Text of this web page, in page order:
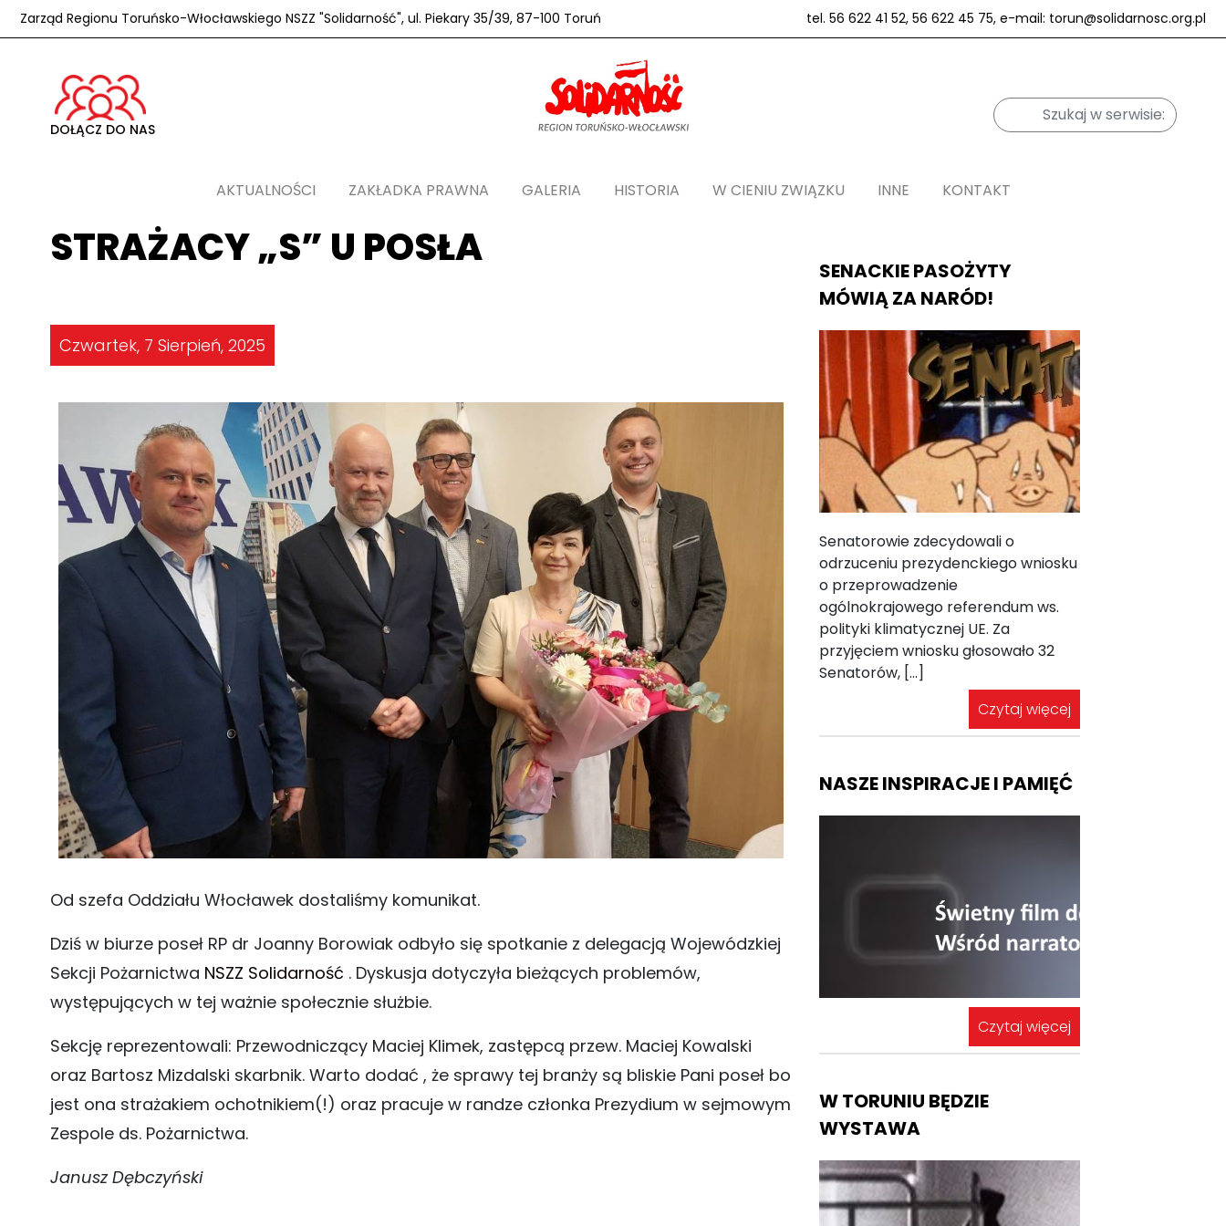
Zarząd Regionu Toruńsko-Włocławskiego NSZZ "Solidarność", ul. Piekary 35/39, 87-100 Toruń tel. 56 622 41 52, 56 622 45 75, e-mail: torun@solidarnosc.org.pl
DOŁĄCZ DO NAS
AKTUALNOŚCI ZAKŁADKA PRAWNA GALERIA HISTORIA W CIENIU ZWIĄZKU INNE KONTAKT
STRAŻACY „S” U POSŁA
Czwartek, 7 Sierpień, 2025
Od szefa Oddziału Włocławek dostaliśmy komunikat.
Dziś w biurze poseł RP dr Joanny Borowiak odbyło się spotkanie z delegacją Wojewódzkiej
Sekcji Pożarnictwa NSZZ Solidarność . Dyskusja dotyczyła bieżących problemów,
występujących w tej ważnie społecznie służbie.
Sekcję reprezentowali: Przewodniczący Maciej Klimek, zastępcą przew. Maciej Kowalski
oraz Bartosz Mizdalski skarbnik. Warto dodać , że sprawy tej branży są bliskie Pani poseł bo
jest ona strażakiem ochotnikiem(!) oraz pracuje w randze członka Prezydium w sejmowym
Zespole ds. Pożarnictwa.
Janusz Dębczyński
SENACKIE PASOŻYTY
MÓWIĄ ZA NARÓD!
Senatorowie zdecydowali o
odrzuceniu prezydenckiego wniosku
o przeprowadzenie
ogólnokrajowego referendum ws.
polityki klimatycznej UE. Za
przyjęciem wniosku głosowało 32
Senatorów, […]
Czytaj więcej
NASZE INSPIRACJE I PAMIĘĆ
Czytaj więcej
W TORUNIU BĘDZIE
WYSTAWA